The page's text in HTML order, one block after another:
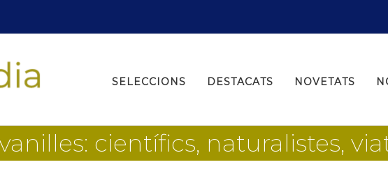
Search
SELECCIONS DESTACATS NOVETATS
científics, naturalistes,